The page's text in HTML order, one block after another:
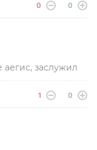
0 0
аегис, заслужил
1 0